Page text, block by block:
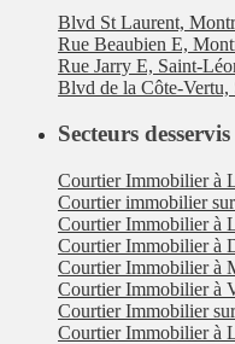
Blvd St Laurent,
Rue Beaubien E,
Rue Jarry E, Saint-
Blvd de la Côte-Vertu,
Secteurs desservis
Courtier Immobilier à
Courtier immobilier
Courtier Immobilier à
Courtier Immobilier à
Courtier Immobilier à
Courtier Immobilier à
Courtier Immobilier
Courtier Immobilier à